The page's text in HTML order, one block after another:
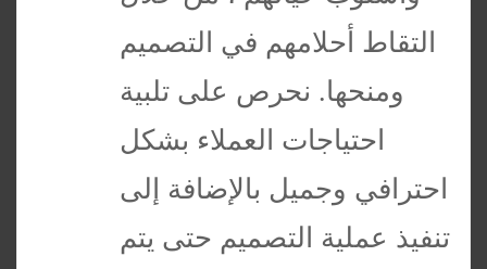
التقاط أحلامهم في التصميم
ومنحها. نحرص على تلبية
احتياجات العملاء بشكل
احترافي وجميل بالإضافة إلى
تنفيذ عملية التصميم حتى يتم